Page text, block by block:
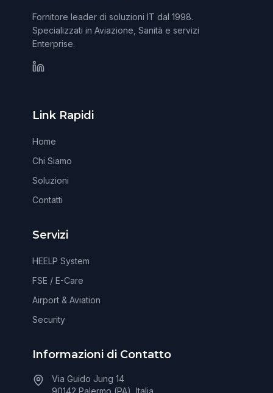
Fornitore leader di soluzioni IT dal 1998.
Specializzati in Aviazione, Sanità e servizi
Enterprise.
Link Rapidi
Home
Chi Siamo
Soluzioni
Contatti
Servizi
HEELP System
FSE / E-Care
Airport & Aviation
Security
Informazioni di Contatto
Via Guido Jung 14
90142 Palermo (PA), Italia